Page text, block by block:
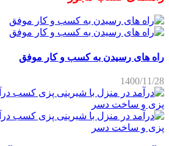
راه های رسیدن به کسب و کار موفق
1400/11/28